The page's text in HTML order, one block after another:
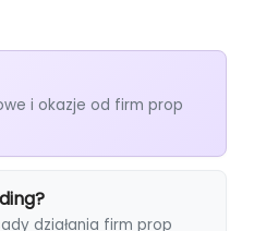
i okazje od firm prop
działania firm prop